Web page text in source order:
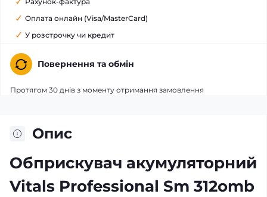
Оплата онлайн (Visa/MasterCard)
У розстрочку чи кредит
Повернення та обмін
Протягом 30 днів з моменту отримання замовлення
Опис
Обприскувач акумуляторний
Vitals Professional Sm 312omb